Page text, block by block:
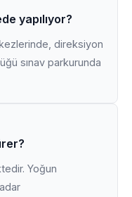
yapılıyor?
direksiyon
sınav parkurunda
Yoğun